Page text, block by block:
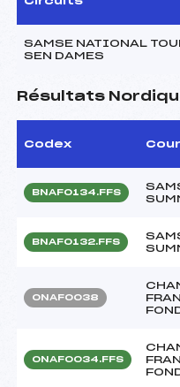
SAMSE NATIONAL
SEN DAMES
Résultats
Codex
BNAF0134.FFS
BNAF0132.FFS
ONAF0038
ONAF0034.FFS